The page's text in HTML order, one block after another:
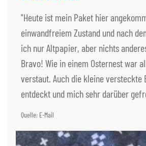
"Heute ist mein Paket hier
einwandfreiem Zustand und nach
ich nur Altpapier, aber nichts
Bravo! Wie in einem Osternest war
verstaut. Auch die kleine versteckte
entdeckt und mich sehr darüber
Quelle: E-Mail